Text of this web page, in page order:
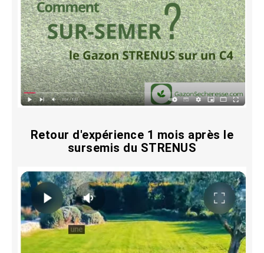
Retour d'expérience 1 mois après le
sursemis du STRENUS